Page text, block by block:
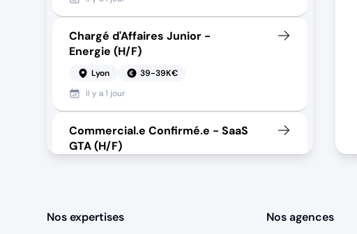
Chargé d'Affaires Junior -
Energie (H/F)
Lyon
39-39K€
Il y a1 jour
Commercial.e Confirmé.e - SaaS
GTA (H/F)
Nos expertises
Nos agences